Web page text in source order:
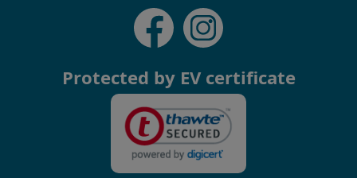
Protected by EV certificate